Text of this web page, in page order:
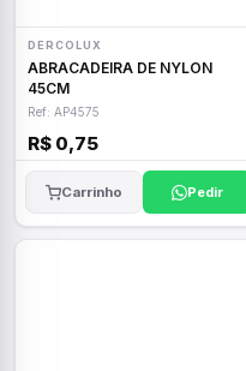
DERCOLUX
ABRACADEIRA DE NYLON
45CM
Ref: AP4575
R$ 0,75
Carrinho Pedir